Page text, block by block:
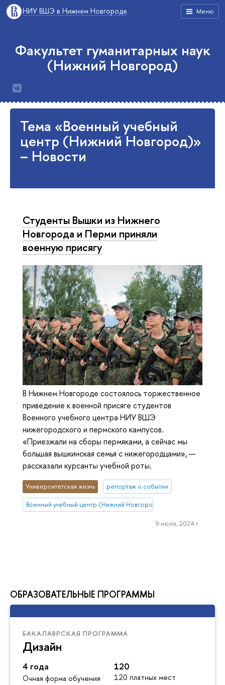
Меню
НИУ ВШЭ в Нижнем Новгороде
ОБРАЗОВАТЕЛЬНЫЕ ПРОГРАММЫ
БАКАЛАВРСКАЯ ПРОГРАММА
Дизайн
4 года
Очная форма обучения
120
120 платных мест
Факультет гуманитарных наук
(Нижний Новгород)
Тема «Военный учебный
центр (Нижний Новгород)»
– Новости
Студенты Вышки из Нижнего
Новгорода и Перми приняли
военную присягу
В Нижнем Новгороде состоялось торжественное
приведение к военной присяге студентов
Военного учебного центра НИУ ВШЭ
нижегородского и пермского кампусов.
«Приезжали на сборы пермяками, а сейчас мы
большая вышкинская семья с нижегородцами», —
рассказали курсанты учебной роты.
Университетская жизнь репортаж о событии
Военный учебный центр (Нижний Новгород)
9 июля, 2024 г.